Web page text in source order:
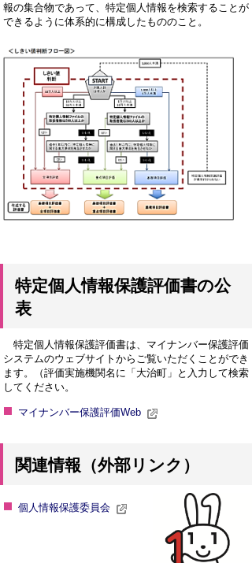
報の集合物であって、特定個人情報を検索することが
できるように体系的に構成したもののこと。
特定個人情報保護評価書の公
表
特定個人情報保護評価書は、マイナンバー保護評価
システムのウェブサイトからご覧いただくことができ
ます。（評価実施機関名に「大治町」と入力して検索
してください。
マイナンバー保護評価Web
関連情報（外部リンク）
個人情報保護委員会